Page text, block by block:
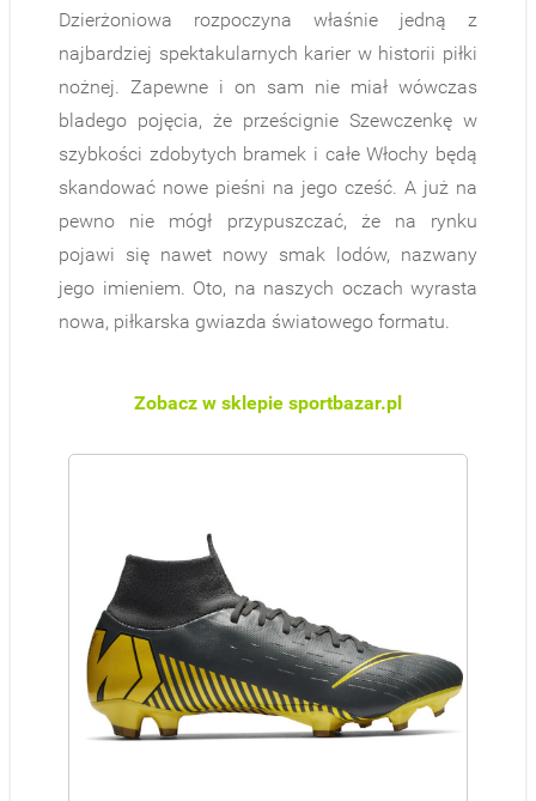
Dzierżoniowa rozpoczyna właśnie jedną z
najbardziej spektakularnych karier w historii piłki
nożnej. Zapewne i on sam nie miał wówczas
bladego pojęcia, że prześcignie Szewczenkę w
szybkości zdobytych bramek i całe Włochy będą
skandować nowe pieśni na jego cześć. A już na
pewno nie mógł przypuszczać, że na rynku
pojawi się nawet nowy smak lodów, nazwany
jego imieniem. Oto, na naszych oczach wyrasta
nowa, piłkarska gwiazda światowego formatu.
Zobacz w sklepie sportbazar.pl